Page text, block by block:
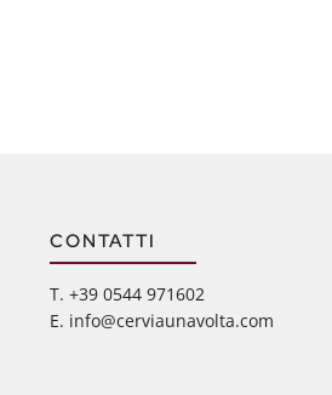
CONTATTI
‭T. +39 0544 971602
E. info@cerviaunavolta.com